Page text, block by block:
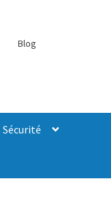
Blog
Sécurité